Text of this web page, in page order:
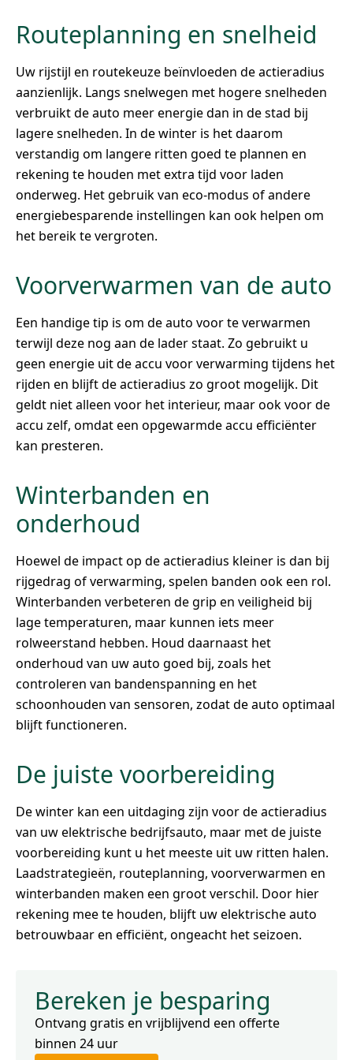
Routeplanning en snelheid
Uw rijstijl en routekeuze beïnvloeden de actieradius
aanzienlijk. Langs snelwegen met hogere snelheden
verbruikt de auto meer energie dan in de stad bij
lagere snelheden. In de winter is het daarom
verstandig om langere ritten goed te plannen en
rekening te houden met extra tijd voor laden
onderweg. Het gebruik van eco-modus of andere
energiebesparende instellingen kan ook helpen om
het bereik te vergroten.
Voorverwarmen van de auto
Een handige tip is om de auto voor te verwarmen
terwijl deze nog aan de lader staat. Zo gebruikt u
geen energie uit de accu voor verwarming tijdens het
rijden en blijft de actieradius zo groot mogelijk. Dit
geldt niet alleen voor het interieur, maar ook voor de
accu zelf, omdat een opgewarmde accu efficiënter
kan presteren.
Winterbanden en
onderhoud
Hoewel de impact op de actieradius kleiner is dan bij
rijgedrag of verwarming, spelen banden ook een rol.
Winterbanden verbeteren de grip en veiligheid bij
lage temperaturen, maar kunnen iets meer
rolweerstand hebben. Houd daarnaast het
onderhoud van uw auto goed bij, zoals het
controleren van bandenspanning en het
schoonhouden van sensoren, zodat de auto optimaal
blijft functioneren.
De juiste voorbereiding
De winter kan een uitdaging zijn voor de actieradius
van uw elektrische bedrijfsauto, maar met de juiste
voorbereiding kunt u het meeste uit uw ritten halen.
Laadstrategieën, routeplanning, voorverwarmen en
winterbanden maken een groot verschil. Door hier
rekening mee te houden, blijft uw elektrische auto
betrouwbaar en efficiënt, ongeacht het seizoen.
Bereken je besparing
Ontvang gratis en vrijblijvend een offerte
binnen 24 uur